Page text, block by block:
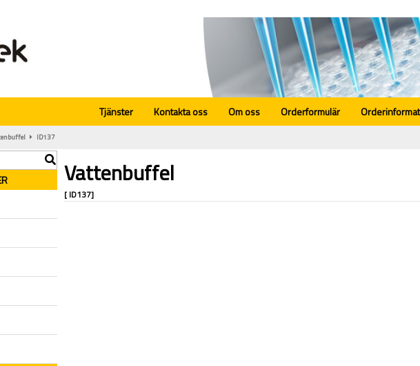
Tjänster Kontakta oss Om oss Orderformulär
ID137
Vattenbuffel
[ ID137]